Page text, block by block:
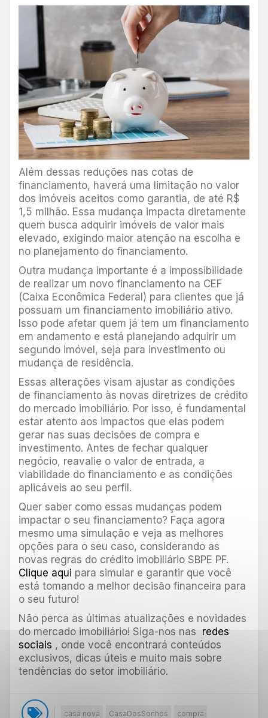
Além dessas reduções nas cotas de
financiamento, haverá uma limitação no valor
dos imóveis aceitos como garantia, de até R$
1,5 milhão. Essa mudança impacta diretamente
quem busca adquirir imóveis de valor mais
elevado, exigindo maior atenção na escolha e
no planejamento do financiamento.
Outra mudança importante é a impossibilidade
de realizar um novo financiamento na CEF
(Caixa Econômica Federal) para clientes que já
possuam um financiamento imobiliário ativo.
Isso pode afetar quem já tem um financiamento
em andamento e está planejando adquirir um
segundo imóvel, seja para investimento ou
mudança de residência.
Essas alterações visam ajustar as condições
de financiamento às novas diretrizes de crédito
do mercado imobiliário. Por isso, é fundamental
estar atento aos impactos que elas podem
gerar nas suas decisões de compra e
investimento. Antes de fechar qualquer
negócio, reavalie o valor de entrada, a
viabilidade do financiamento e as condições
aplicáveis ao seu perfil.
Quer saber como essas mudanças podem
impactar o seu financiamento? Faça agora
mesmo uma simulação e veja as melhores
opções para o seu caso, considerando as
novas regras do crédito imobiliário SBPE PF.
Clique aqui para simular e garantir que você
está tomando a melhor decisão financeira para
o seu futuro!
Não perca as últimas atualizações e novidades
do mercado imobiliário! Siga-nos nas redes
sociais , onde você encontrará conteúdos
exclusivos, dicas úteis e muito mais sobre
tendências do setor imobiliário.
casa nova CasaDosSonhos compra